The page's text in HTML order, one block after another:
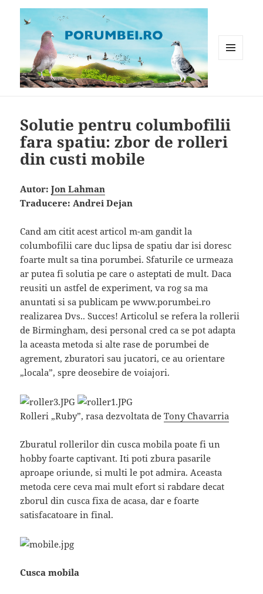
Solutie pentru columbofilii
fara spatiu: zbor de rolleri
din custi mobile
Autor:Jon Lahman
Traducere: Andrei Dejan
Cand am citit acest articol m-am gandit la
columbofilii care duc lipsa de spatiu dar isi doresc
foarte mult sa tina porumbei. Sfaturile ce urmeaza
ar putea fi solutia pe care o asteptati de mult. Daca
reusiti un astfel de experiment, va rog sa ma
anuntati si sa publicam pe www.porumbei.ro
realizarea Dvs.. Succes! Articolul se refera la rollerii
de Birmingham, desi personal cred ca se pot adapta
la aceasta metoda si alte rase de porumbei de
agrement, zburatori sau jucatori, ce au orientare
„locala”, spre deosebire de voiajori.
Rolleri „Ruby”, rasa dezvoltata deTony Chavarria
Zburatul rollerilor din cusca mobila poate fi un
hobby foarte captivant. Iti poti zbura pasarile
aproape oriunde, si multi le pot admira. Aceasta
metoda cere ceva mai mult efort si rabdare decat
zborul din cusca fixa de acasa, dar e foarte
satisfacatoare in final.
Cusca mobila